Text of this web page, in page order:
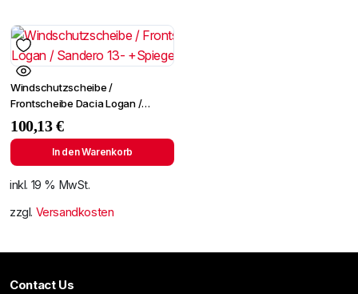
Windschutzscheibe /
Frontscheibe Dacia Logan /
Sandero 13- +Spiegelhalter
100,13€
In den Warenkorb
inkl. 19 % MwSt.
zzgl. Versandkosten
Contact Us